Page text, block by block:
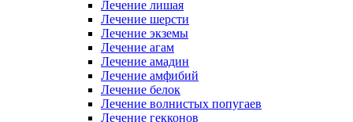
Лечение лишая
Лечение шерсти
Лечение экземы
Лечение агам
Лечение амадин
Лечение амфибий
Лечение белок
Лечение волнистых попугаев
Лечение гекконов